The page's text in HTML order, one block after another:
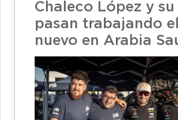
Chaleco López y
pasan trabajando
nuevo en Arabia